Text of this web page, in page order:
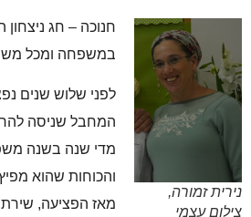
נירית זמורה,
צילום עצמי
חנוכה – חג
במשפחה ומכל
לפני שלוש שנים
המחבל שניסה
מדי שנה בשנה
והכוחות שהוא
מאז הפציעה, שירת